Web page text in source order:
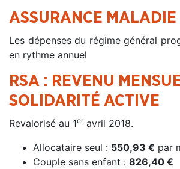
ASSURANCE MALADIE
Les dépenses du régime général
en rythme annuel
RSA : REVENU
SOLIDARITÉ ACTIVE
Revalorisé au 1eravril 2018.
Allocataire seul : 550,93 € par
Couple sans enfant : 826,40 €